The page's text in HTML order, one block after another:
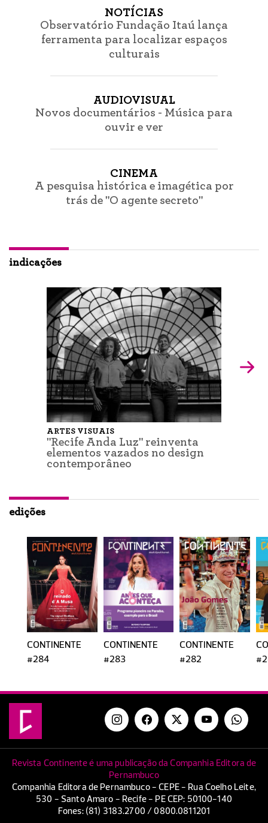
NOTÍCIAS
Observatório Fundação Itaú lança
ferramenta para localizar espaços
culturais
AUDIOVISUAL
Novos documentários - Música para
ouvir e ver
CINEMA
A pesquisa histórica e imagética por
trás de "O agente secreto"
indicações
ARTES VISUAIS
"Recife Anda Luz" reinventa
elementos vazados no design
contemporâneo
edições
CONTINENTE
#284
CONTINENTE
#283
CONTINENTE
#282
Revista Continente é uma publicação da Companhia Editora de
Pernambuco
Companhia Editora de Pernambuco - CEPE - Rua Coelho Leite,
530 - Santo Amaro - Recife - PE CEP: 50100-140
Fones: (81) 3183.2700 / 0800.0811201